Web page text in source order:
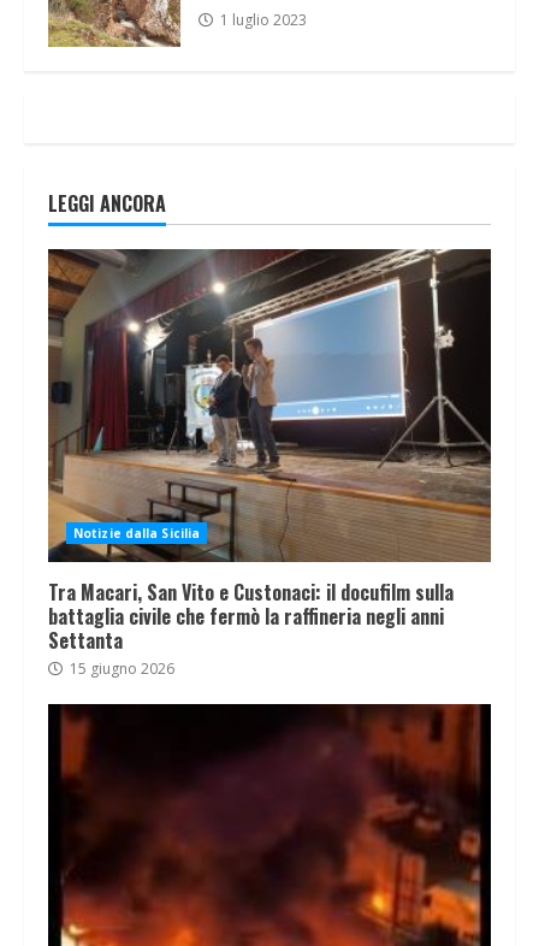
1 luglio 2023
LEGGI ANCORA
Notizie dalla Sicilia
Tra Macari, San Vito e Custonaci: il docufilm sulla
battaglia civile che fermò la raffineria negli anni
Settanta
15 giugno 2026